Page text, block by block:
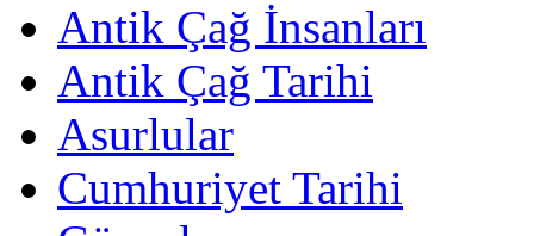
Antik Çağ İnsanları
Antik Çağ Tarihi
Asurlular
Cumhuriyet Tarihi